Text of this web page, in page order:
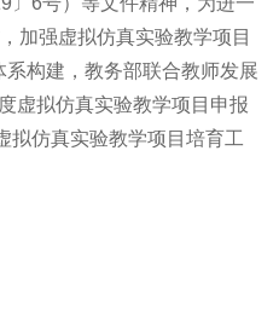
加强虚拟仿真实验教学项目
构建，教务部联合教师发展
虚拟仿真实验教学项目申报
拟仿真实验教学项目培育工